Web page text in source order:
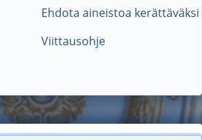
Ehdota aineistoa kerättäväksi
Viittausohje